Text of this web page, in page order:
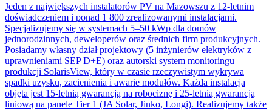
Jeden z największych instalatorów PV na Mazowszu z 12-letnim
doświadczeniem i ponad 1 800 zrealizowanymi instalacjami.
Specjalizujemy się w systemach 5–50 kWp dla domów
jednorodzinnych, deweloperów oraz średnich firm produkcyjnych.
Posiadamy własny dział projektowy (5 inżynierów elektryków z
uprawnieniami SEP D+E) oraz autorski system monitoringu
produkcji SolarisView, który w czasie rzeczywistym wykrywa
spadki uzysku, zacienienia i awarie modułów. Każda instalacja
objęta jest 15-letnią gwarancją na robociznę i 25-letnią gwarancją
liniową na panele Tier 1 (JA Solar, Jinko, Longi). Realizujemy także